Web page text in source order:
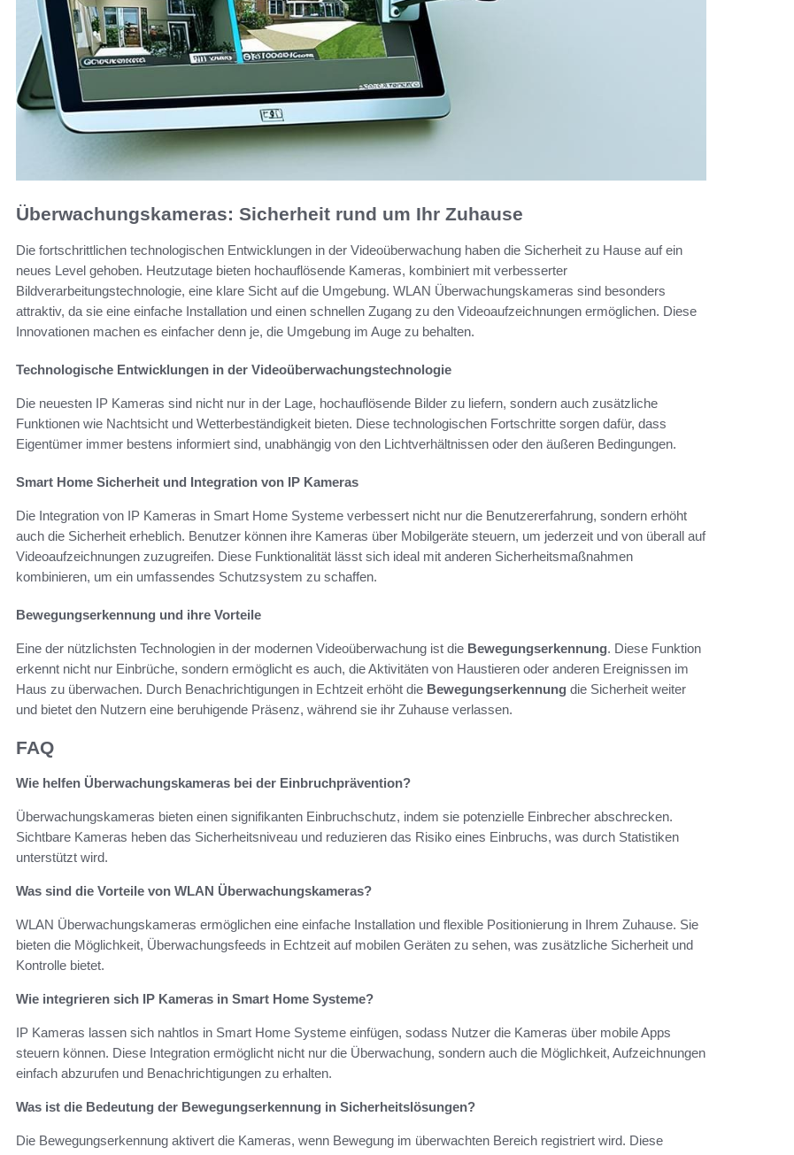
Überwachungskameras: Sicherheit rund um Ihr Zuhause
Die fortschrittlichen technologischen Entwicklungen in der Videoüberwachung haben die Sicherheit zu Hause auf ein
neues Level gehoben. Heutzutage bieten hochauflösende Kameras, kombiniert mit verbesserter
Bildverarbeitungstechnologie, eine klare Sicht auf die Umgebung. WLAN Überwachungskameras sind besonders
attraktiv, da sie eine einfache Installation und einen schnellen Zugang zu den Videoaufzeichnungen ermöglichen. Diese
Innovationen machen es einfacher denn je, die Umgebung im Auge zu behalten.
Technologische Entwicklungen in der Videoüberwachungstechnologie
Die neuesten IP Kameras sind nicht nur in der Lage, hochauflösende Bilder zu liefern, sondern auch zusätzliche
Funktionen wie Nachtsicht und Wetterbeständigkeit bieten. Diese technologischen Fortschritte sorgen dafür, dass
Eigentümer immer bestens informiert sind, unabhängig von den Lichtverhältnissen oder den äußeren Bedingungen.
Smart Home Sicherheit und Integration von IP Kameras
Die Integration von IP Kameras in Smart Home Systeme verbessert nicht nur die Benutzererfahrung, sondern erhöht
auch die Sicherheit erheblich. Benutzer können ihre Kameras über Mobilgeräte steuern, um jederzeit und von überall auf
Videoaufzeichnungen zuzugreifen. Diese Funktionalität lässt sich ideal mit anderen Sicherheitsmaßnahmen
kombinieren, um ein umfassendes Schutzsystem zu schaffen.
Bewegungserkennung und ihre Vorteile
Eine der nützlichsten Technologien in der modernen Videoüberwachung ist die Bewegungserkennung. Diese Funktion
erkennt nicht nur Einbrüche, sondern ermöglicht es auch, die Aktivitäten von Haustieren oder anderen Ereignissen im
Haus zu überwachen. Durch Benachrichtigungen in Echtzeit erhöht die Bewegungserkennung die Sicherheit weiter
und bietet den Nutzern eine beruhigende Präsenz, während sie ihr Zuhause verlassen.
FAQ
Wie helfen Überwachungskameras bei der Einbruchprävention?
Überwachungskameras bieten einen signifikanten Einbruchschutz, indem sie potenzielle Einbrecher abschrecken.
Sichtbare Kameras heben das Sicherheitsniveau und reduzieren das Risiko eines Einbruchs, was durch Statistiken
unterstützt wird.
Was sind die Vorteile von WLAN Überwachungskameras?
WLAN Überwachungskameras ermöglichen eine einfache Installation und flexible Positionierung in Ihrem Zuhause. Sie
bieten die Möglichkeit, Überwachungsfeeds in Echtzeit auf mobilen Geräten zu sehen, was zusätzliche Sicherheit und
Kontrolle bietet.
Wie integrieren sich IP Kameras in Smart Home Systeme?
IP Kameras lassen sich nahtlos in Smart Home Systeme einfügen, sodass Nutzer die Kameras über mobile Apps
steuern können. Diese Integration ermöglicht nicht nur die Überwachung, sondern auch die Möglichkeit, Aufzeichnungen
einfach abzurufen und Benachrichtigungen zu erhalten.
Was ist die Bedeutung der Bewegungserkennung in Sicherheitslösungen?
Die Bewegungserkennung aktivert die Kameras, wenn Bewegung im überwachten Bereich registriert wird. Diese